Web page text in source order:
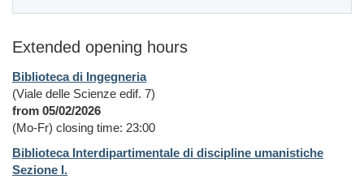
Extended opening hours
Biblioteca di Ingegneria
(Viale delle Scienze edif. 7)
from 05/02/2026
(Mo-Fr) closing time: 23:00
Biblioteca Interdipartimentale di discipline umanistiche
Sezione I.